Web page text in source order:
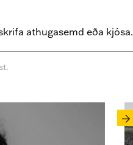
athugasemd eða kjósa.